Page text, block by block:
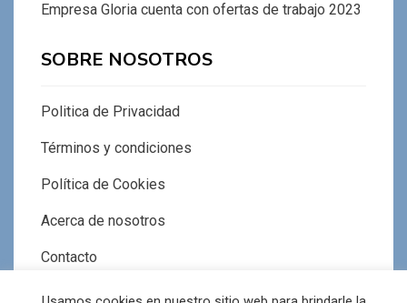
Empresa Gloria cuenta con ofertas de trabajo 2023
SOBRE NOSOTROS
Politica de Privacidad
Términos y condiciones
Política de Cookies
Acerca de nosotros
Contacto